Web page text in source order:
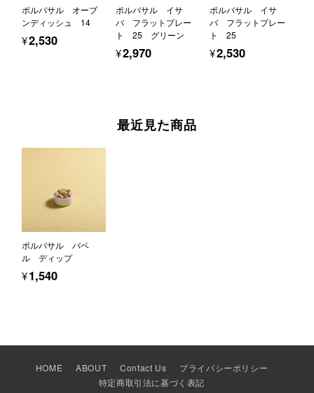
ポルバサル オーブ
ンディッシュ 14
¥2,530
ポルバサル イサ
バ フラットプレー
ト 25 グリーン
¥2,970
ポルバサル イサ
バ フラットプレー
ト 25
¥2,530
最近見た商品
ポルバサル バベ
ル ディップ
¥1,540
HOME ABOUT Contact Us
プライバシーポリシー
特定商取引法に基づく表記